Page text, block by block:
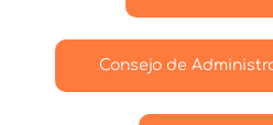
Consejo de